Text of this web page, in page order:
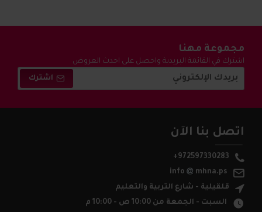
مجموعة مهنا
اشترك في القائمة البريدية واحصل على احدث العروض
والتخفيضات !
اشترك
اتصل بنا الآن
+972597330283
info
mhna.ps
قلقيلية - شارع التربية والتعليم
السبت - الجمعة من 10:00 ص - 10:00 م